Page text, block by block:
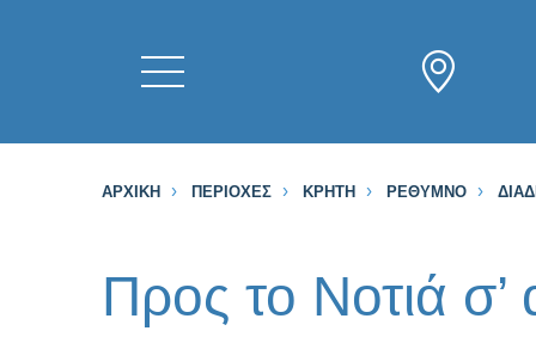
ΑΡΧΙΚΉ ΠΕΡΙΟΧΈΣ ΚΡΉΤΗ ΡΈΘΥΜΝΟ
Προς το Νοτιά σ’